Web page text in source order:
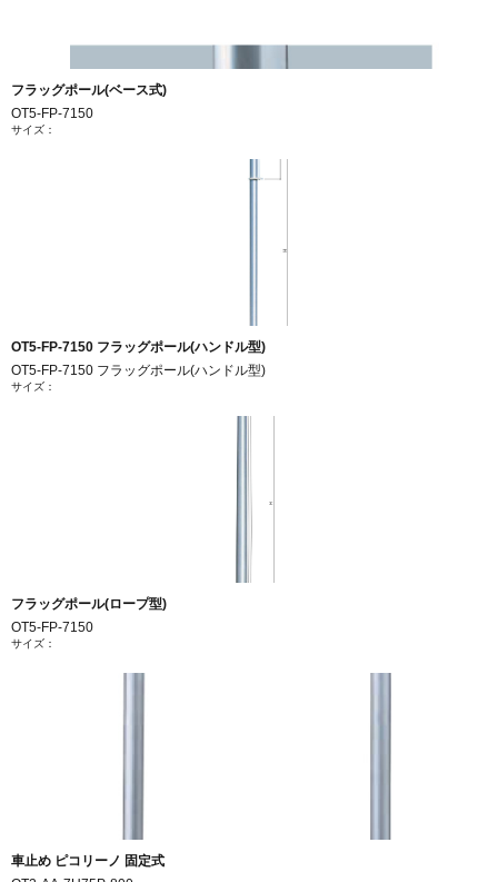
フラッグポール(ベース式)
OT5-FP-7150
サイズ：
OT5-FP-7150 フラッグポール(ハンドル型)
OT5-FP-7150 フラッグポール(ハンドル型)
サイズ：
フラッグポール(ロープ型)
OT5-FP-7150
サイズ：
車止め ピコリーノ 固定式